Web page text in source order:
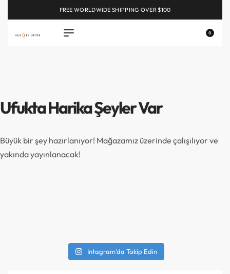
FREE WORLDWIDE SHIPPING OVER $100
0
Ufukta Harika Şeyler Var
Büyük bir şey hazırlanıyor! Mağazamız üzerinde çalışılıyor ve
yakında yayınlanacak!
Intagram'da Takip Edin